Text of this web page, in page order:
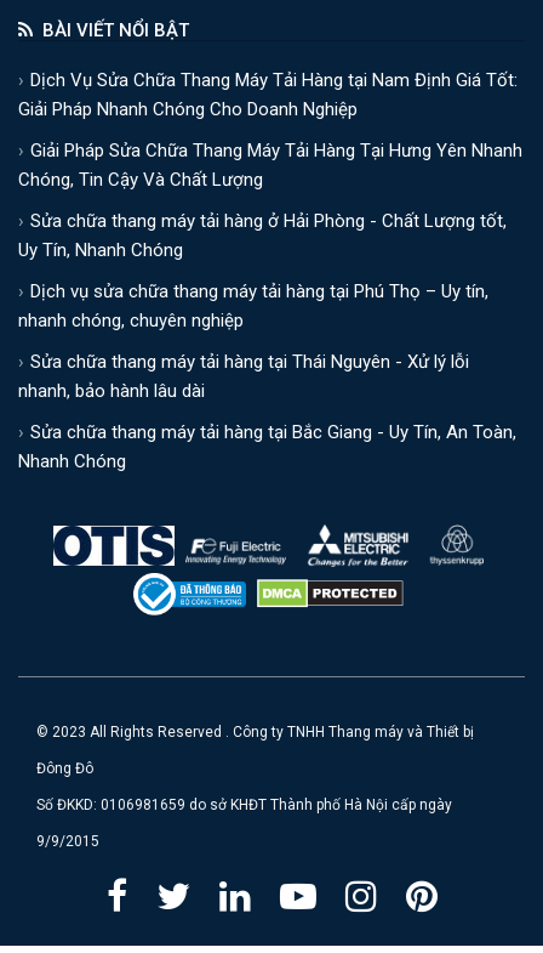
BÀI VIẾT NỔI BẬT
Dịch Vụ Sửa Chữa Thang Máy Tải Hàng tại Nam Định Giá Tốt:
Giải Pháp Nhanh Chóng Cho Doanh Nghiệp
Giải Pháp Sửa Chữa Thang Máy Tải Hàng Tại Hưng Yên Nhanh
Chóng, Tin Cậy Và Chất Lượng
Sửa chữa thang máy tải hàng ở Hải Phòng - Chất Lượng tốt,
Uy Tín, Nhanh Chóng
Dịch vụ sửa chữa thang máy tải hàng tại Phú Thọ – Uy tín,
nhanh chóng, chuyên nghiệp
Sửa chữa thang máy tải hàng tại Thái Nguyên - Xử lý lỗi
nhanh, bảo hành lâu dài
Sửa chữa thang máy tải hàng tại Bắc Giang - Uy Tín, An Toàn,
Nhanh Chóng
© 2023 All Rights Reserved . Công ty TNHH Thang máy và Thiết bị
Đông Đô
Số ĐKKD: 0106981659 do sở KHĐT Thành phố Hà Nội cấp ngày
9/9/2015